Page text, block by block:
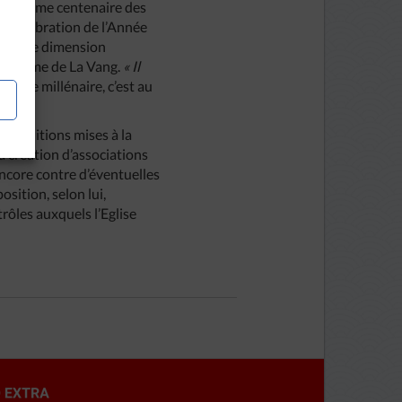
centenaire des
la célébration de l’Année
une dimension
Dame de La Vang. « Il
millénaire, c’est au
conditions mises à la
création d’associations
contre d’éventuelles
selon lui,
auxquels l’Eglise